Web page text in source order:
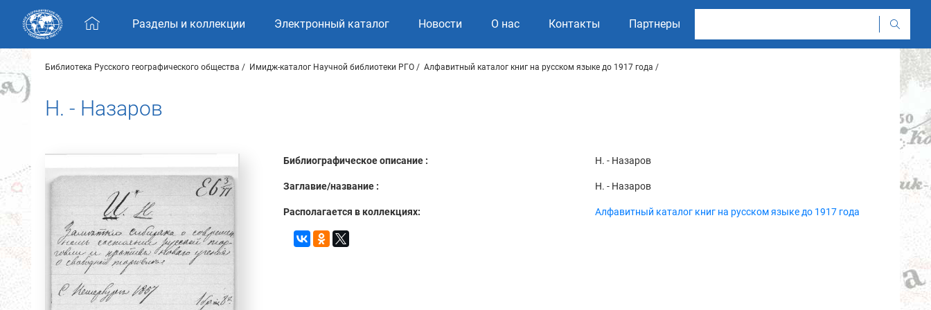
Skip navigation
Разделы и коллекции Электронный каталог Новости О нас Контакты Партнеры
Библиотека Русского географического общества Имидж-каталог Научной библиотеки РГО Алфавитный каталог книг на русском языке до 1917 года
Н. - Назаров
Библиографическое описание : Н. - Назаров
Заглавие/название : Н. - Назаров
Располагается в коллекциях: Алфавитный каталог книг на русском языке до 1917 года